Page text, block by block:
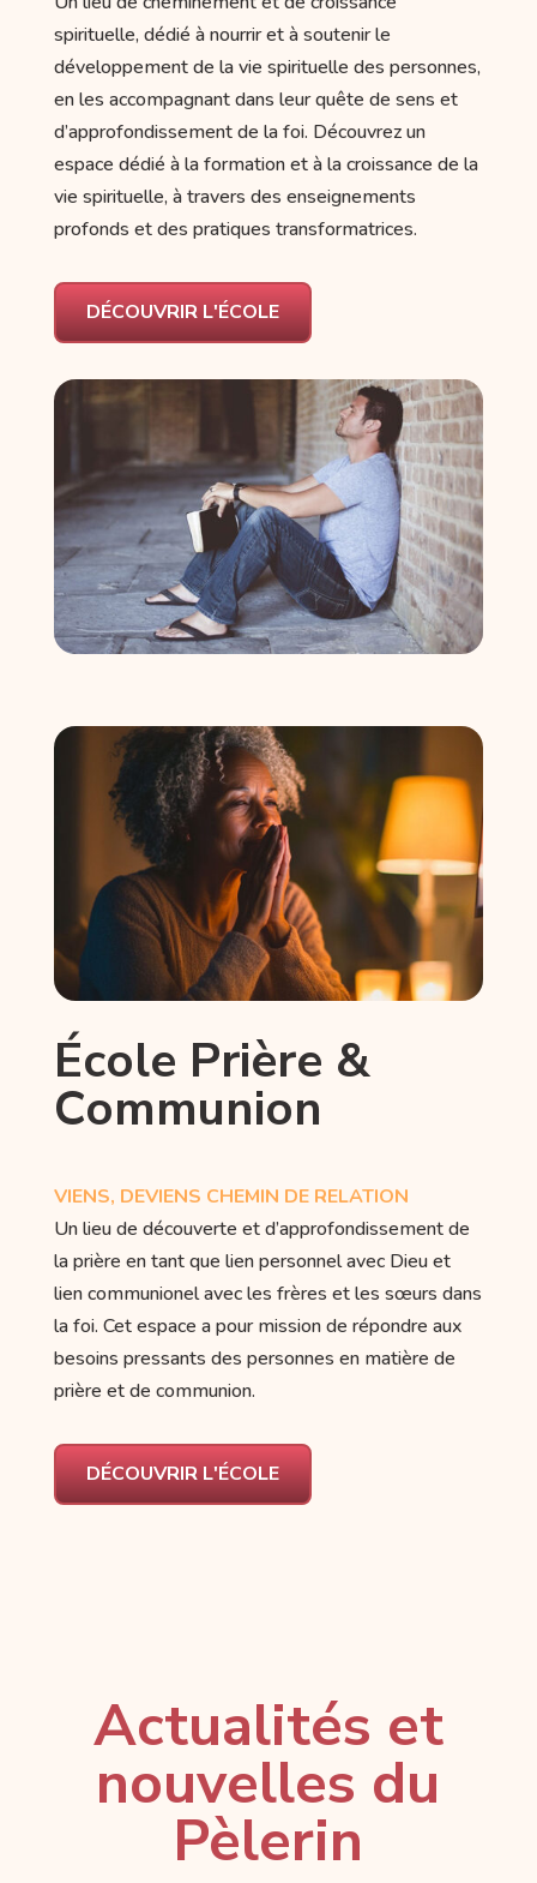
spirituelle, dédié à nourrir et à soutenir le
développement de la vie spirituelle des personnes,
en les accompagnant dans leur quête de sens et
d’approfondissement de la foi. Découvrez un
espace dédié à la formation et à la croissance de la
vie spirituelle, à travers des enseignements
profonds et des pratiques transformatrices.
DÉCOUVRIR L'ÉCOLE
École Prière &
Communion
VIENS, DEVIENS CHEMIN DE RELATION
Un lieu de découverte et d’approfondissement de
la prière en tant que lien personnel avec Dieu et
lien communionel avec les frères et les sœurs dans
la foi. Cet espace a pour mission de répondre aux
besoins pressants des personnes en matière de
prière et de communion.
DÉCOUVRIR L'ÉCOLE
Actualités et
nouvelles du
Pèlerin